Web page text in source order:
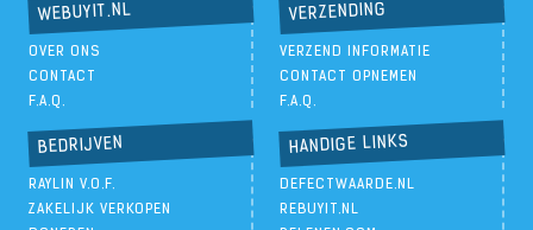
WEBUYIT.NL
OVER ONS
CONTACT
F.A.Q.
VERZENDING
VERZEND INFORMATIE
CONTACT OPNEMEN
F.A.Q.
BEDRIJVEN
RAYLIN V.O.F.
ZAKELIJK VERKOPEN
HANDIGE LINKS
DEFECTWAARDE.NL
REBUYIT.NL